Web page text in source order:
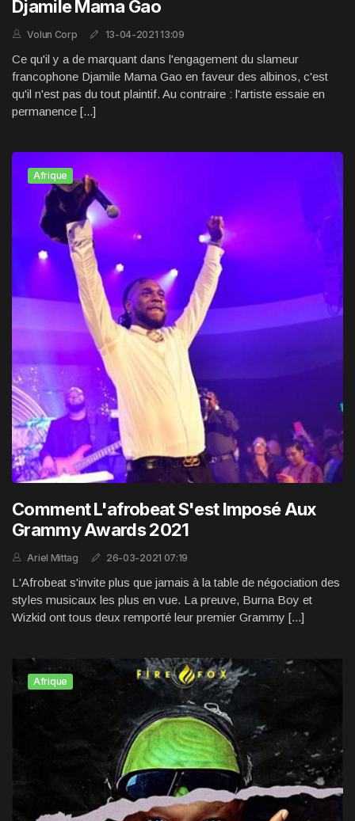
Djamile Mama Gao
Volun Corp 13-04-2021 13:09
Ce qu'il y a de marquant dans l'engagement du slameur
francophone Djamile Mama Gao en faveur des albinos, c'est
qu'il n'est pas du tout plaintif. Au contraire : l'artiste essaie en
permanence [...]
Afrique
Comment L'afrobeat S'est Imposé Aux
Grammy Awards 2021
Ariel Mittag 26-03-2021 07:19
L'Afrobeat s'invite plus que jamais à la table de négociation des
styles musicaux les plus en vue. La preuve, Burna Boy et
Wizkid ont tous deux remporté leur premier Grammy [...]
Afrique